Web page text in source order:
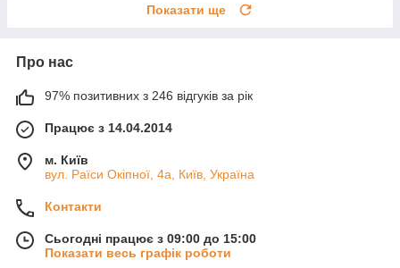
Показати ще
Про нас
97% позитивних з 246 відгуків за рік
Працює з 14.04.2014
м. Київ
вул. Раїси Окіпної, 4а, Київ, Україна
Контакти
Сьогодні працює з 09:00 до 15:00
Показати весь графік роботи